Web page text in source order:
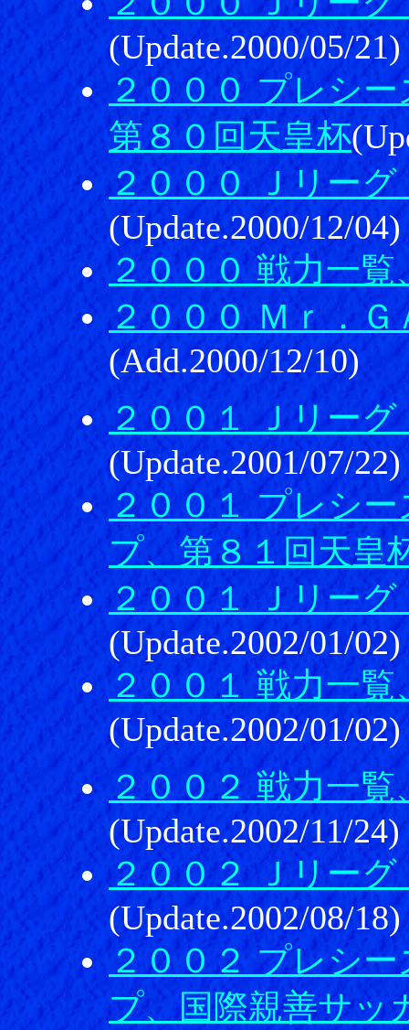
(Update.2000/05/21)
２０００ プレシ
第８０回天皇杯
２０００ Ｊリー
(Update.2000/12/04)
２０００ 戦力一覧
２０００ Ｍｒ．Ｇ
(Add.2000/12/10)
２００１ Ｊリー
(Update.2001/07/22)
２００１ プレシ
プ、第８１回天皇
２００１ Ｊリー
(Update.2002/01/02)
２００１ 戦力一覧
(Update.2002/01/02)
２００２ 戦力一
(Update.2002/11/24)
２００２ Ｊリー
(Update.2002/08/18)
２００２ プレシ
プ、国際親善サッ